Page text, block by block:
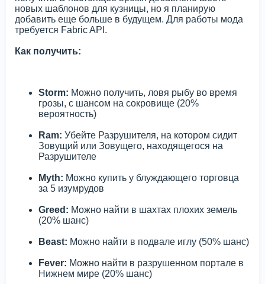
новых шаблонов для кузницы, но я планирую
добавить еще больше в будущем. Для работы мода
требуется Fabric API.
Как получить:
Storm: Можно получить, ловя рыбу во время
грозы, с шансом на сокровище (20%
вероятность)
Ram: Убейте Разрушителя, на котором сидит
Зовущий или Зовущего, находящегося на
Разрушителе
Myth: Можно купить у блуждающего торговца
за 5 изумрудов
Greed: Можно найти в шахтах плохих земель
(20% шанс)
Beast: Можно найти в подвале иглу (50% шанс)
Fever: Можно найти в разрушенном портале в
Нижнем мире (20% шанс)